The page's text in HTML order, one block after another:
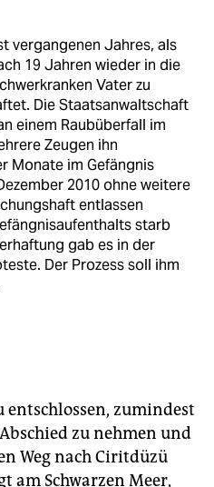
vergangenen Jahres, als
19 Jahren wieder in die
Vater zu
Die Staatsanwaltschaft
einem Raubüberfall im
Zeugen ihn
Monate im Gefängnis
2010 ohne weitere
entlassen
starb
gab es in der
Der Prozess soll ihm
tauchte danach unter.
1987 saß er im
Im Jahr 1991 floh er
Asyl und wurde 2001
Türkei ihn
entschlossen, zumindest
zu nehmen und
Weg nach Ciritdüzü
am Schwarzen Meer,